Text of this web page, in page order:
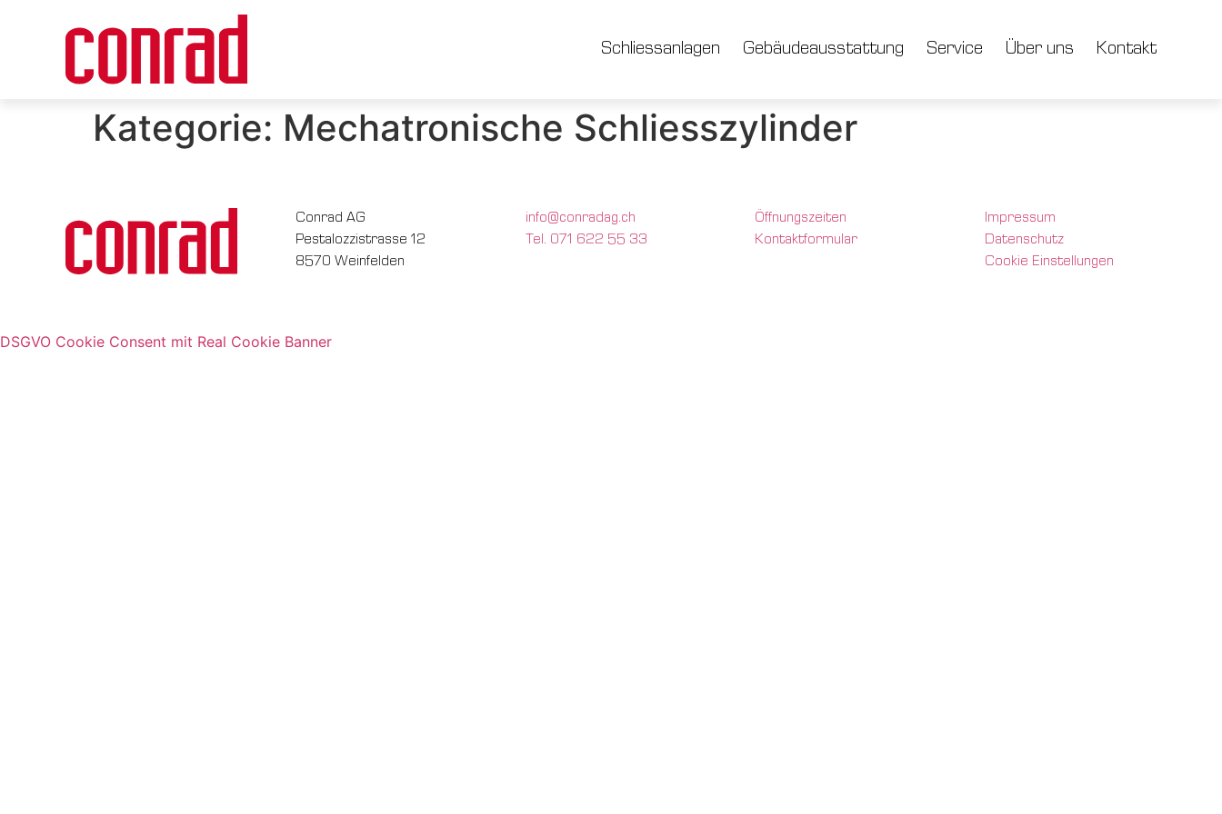
Schliessanlagen Gebäudeausstattung Service Über uns Kontakt
Kategorie: Mechatronische Schliesszylinder
Conrad AG
Pestalozzistrasse 12
8570 Weinfelden
info@conradag.ch
Tel. 071 622 55 33
Öffnungszeiten
Kontaktformular
Impressum
Datenschutz
Cookie Einstellungen
DSGVO Cookie Consent mit Real Cookie Banner